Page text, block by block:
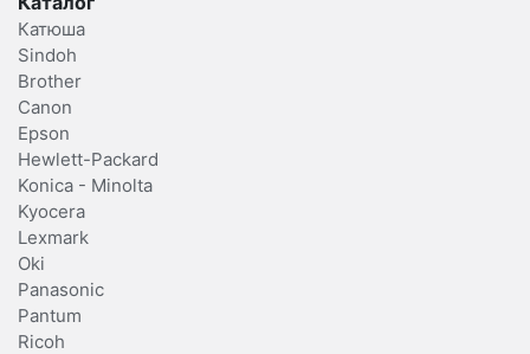
Катюша
Sindoh
Brother
Canon
Epson
Hewlett-Packard
Konica - Minolta
Kyocera
Lexmark
Oki
Panasonic
Pantum
Ricoh